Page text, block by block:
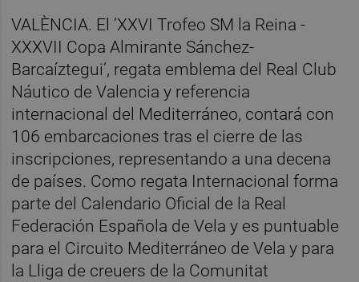
VALÈNCIA. El ‘XXVI Trofeo SM la Reina -
XXXVII Copa Almirante Sánchez-
Barcaíztegui’, regata emblema del Real Club
Náutico de Valencia y referencia
internacional del Mediterráneo, contará con
106 embarcaciones tras el cierre de las
inscripciones, representando a una decena
de países. Como regata Internacional forma
parte del Calendario Oficial de la Real
Federación Española de Vela y es puntuable
para el Circuito Mediterráneo de Vela y para
la Lliga de creuers de la Comunitat